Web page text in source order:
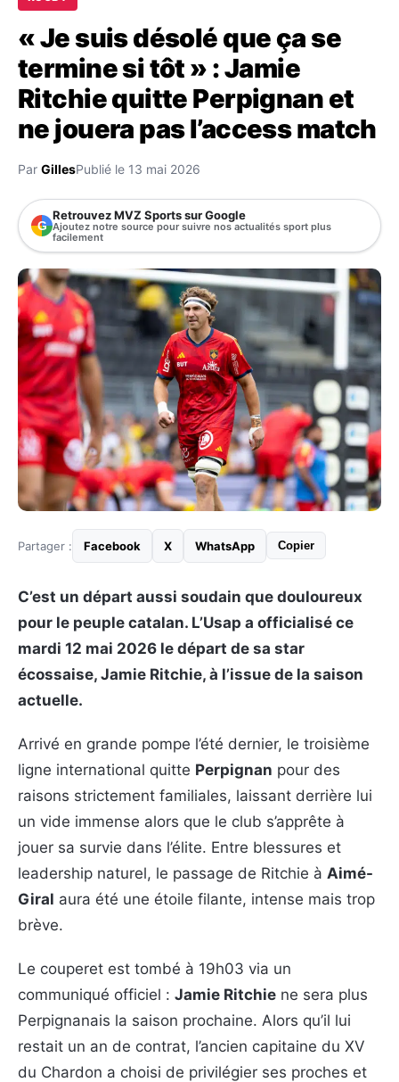
« Je suis désolé que ça se
termine si tôt » : Jamie
Ritchie quitte Perpignan et
ne jouera pas l’access match
Par GillesPublié le 13 mai 2026
G
Retrouvez MVZ Sports sur Google
Ajoutez notre source pour suivre nos actualités sport plus
facilement
Partager : Facebook X WhatsApp Copier
C’est un départ aussi soudain que douloureux
pour le peuple catalan. L’Usap a officialisé ce
mardi 12 mai 2026 le départ de sa star
écossaise, Jamie Ritchie, à l’issue de la saison
actuelle.
Arrivé en grande pompe l’été dernier, le troisième
ligne international quitte Perpignan pour des
raisons strictement familiales, laissant derrière lui
un vide immense alors que le club s’apprête à
jouer sa survie dans l’élite. Entre blessures et
leadership naturel, le passage de Ritchie à Aimé-
Giral aura été une étoile filante, intense mais trop
brève.
Le couperet est tombé à 19h03 via un
communiqué officiel : Jamie Ritchie ne sera plus
Perpignanais la saison prochaine. Alors qu’il lui
restait un an de contrat, l’ancien capitaine du XV
du Chardon a choisi de privilégier ses proches et